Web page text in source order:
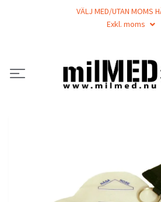
VÄLJ MED/UTAN MOMS
Exkl. moms